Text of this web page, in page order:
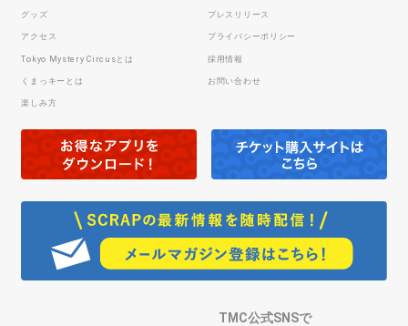
グッズ
アクセス
Tokyo Mystery Circusとは
くまっキーとは
楽しみ方
プレスリリース
プライバシーポリシー
採用情報
お問い合わせ
TMC公式SNSで